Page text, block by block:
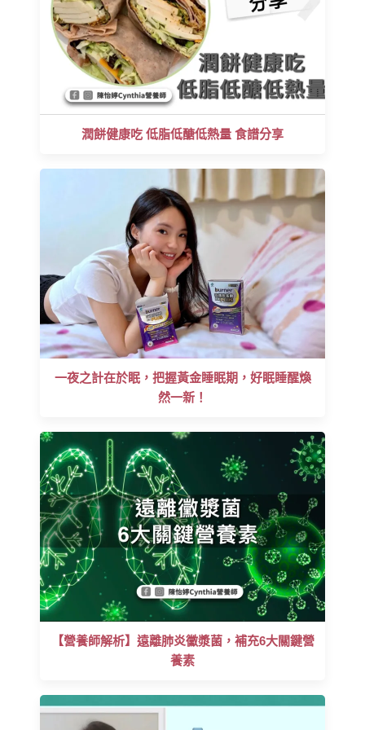
潤餅健康吃 低脂低醣低熱量 食譜分享
一夜之計在於眠，把握黃金睡眠期，好眠睡醒煥
然一新！
【營養師解析】遠離肺炎黴漿菌，補充6大關鍵營
養素